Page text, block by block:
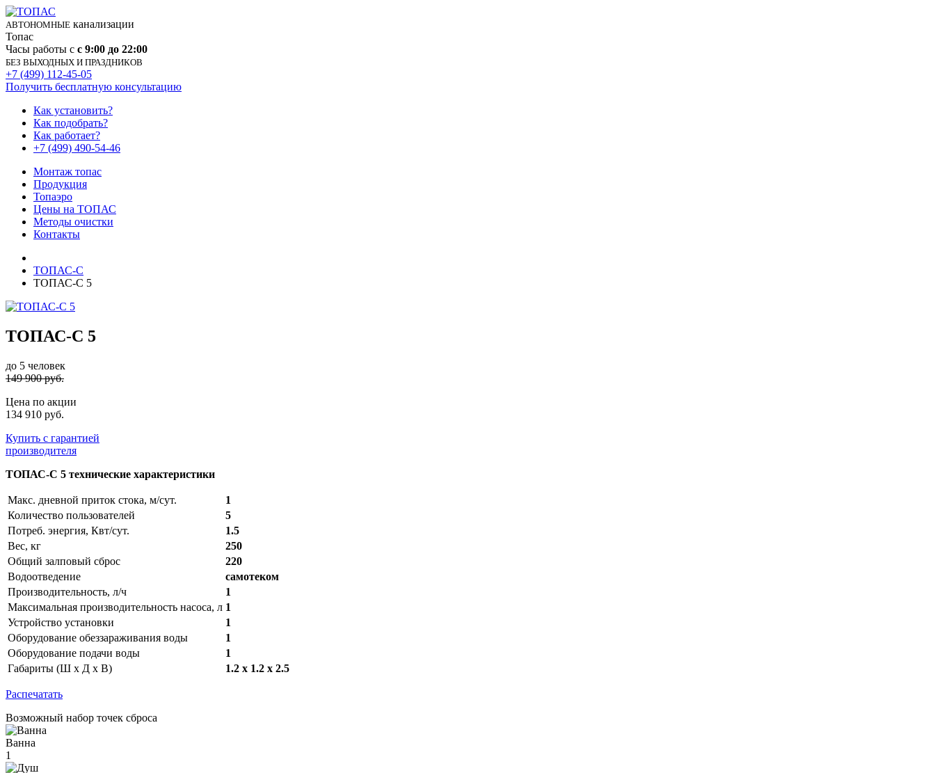
АВТОНОМНЫЕ канализации
Топас
Часы работы с с 9:00 до 22:00
БЕЗ ВЫХОДНЫХ И ПРАЗДНИКОВ
+7 (499) 112-45-05
Получить бесплатную консультацию
Как установить?
Как подобрать?
Как работает?
+7 (499) 490-54-46
Монтаж топас
Продукция
Топаэро
Цены на ТОПАС
Методы очистки
Контакты
ТОПАС-С
ТОПАС-С 5
ТОПАС-С 5
до 5 человек
149 900 руб.
Цена по акции
134 910 руб.
Купить с гарантией
производителя
ТОПАС-С 5 технические характеристики
Макс. дневной приток стока, м/сут.
1
Количество пользователей
5
Потреб. энергия, Квт/сут.
1.5
Вес, кг
250
Общий залповый сброс
220
Водоотведение
самотеком
Производительность, л/ч
1
Максимальная производительность насоса, л 1
Устройство установки
1
Оборудование обеззараживания воды
1
Оборудование подачи воды
1
Габариты (Ш х Д х В)
1.2 x 1.2 x 2.5
Распечатать
Возможный набор точек сброса
Ванна
1